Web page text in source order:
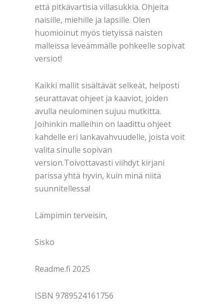
että pitkävartisia villasukkia. Ohjeita
naisille, miehille ja lapsille. Olen
huomioinut myös tietyissä naisten
malleissa leveämmälle pohkeelle sopivat
versiot!
Kaikki mallit sisältävät selkeät, helposti
seurattavat ohjeet ja kaaviot, joiden
avulla neulominen sujuu mutkitta.
Joihinkin malleihin on laadittu ohjeet
kahdelle eri lankavahvuudelle, joista voit
valita sinulle sopivan
version.Toivottavasti viihdyt kirjani
parissa yhtä hyvin, kuin minä niitä
suunnitellessa!
Lämpimin terveisin,
Sisko
Readme.fi 2025
ISBN 9789524161756